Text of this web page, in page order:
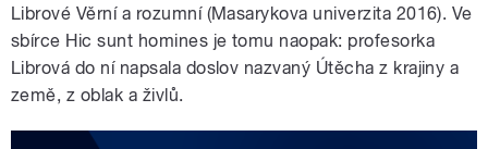
Librové Věrní a rozumní (Masarykova univerzita 2016). Ve
sbírce Hic sunt homines je tomu naopak: profesorka
Librová do ní napsala doslov nazvaný Útěcha z krajiny a
země, z oblak a živlů.